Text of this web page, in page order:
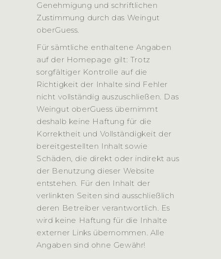
Genehmigung und schriftlichen
Zustimmung durch das Weingut
oberGuess.
Für sämtliche enthaltene Angaben
auf der Homepage gilt: Trotz
sorgfältiger Kontrolle auf die
Richtigkeit der Inhalte sind Fehler
nicht vollständig auszuschließen. Das
Weingut oberGuess übernimmt
deshalb keine Haftung für die
Korrektheit und Vollständigkeit der
bereitgestellten Inhalt sowie
Schäden, die direkt oder indirekt aus
der Benutzung dieser Website
entstehen. Für den Inhalt der
verlinkten Seiten sind ausschließlich
deren Betreiber verantwortlich. Es
wird keine Haftung für die Inhalte
externer Links übernommen. Alle
Angaben sind ohne Gewähr!